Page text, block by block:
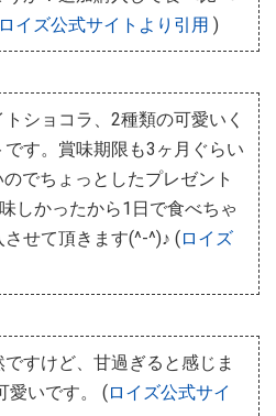
ロイズ公式サイトより引用 )
ショコラ、2種類の可愛いく
す。賞味期限も3ヶ月ぐらい
でちょっとしたプレゼント
しかったから1日で食べちゃ
せて頂きます(^-^)♪ ( ロイズ
すけど、甘過ぎると感じま
愛いです。 ( ロイズ公式サイ